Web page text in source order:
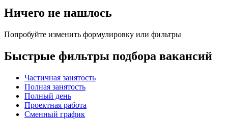
Ничего не нашлось
Попробуйте изменить формулировку или фильтры
Быстрые фильтры подбора вакансий
Частичная занятость
Полная занятость
Полный день
Проектная работа
Сменный график